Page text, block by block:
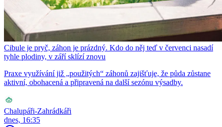
Cibule je pryč, záhon je prázdný. Kdo do něj teď v červenci nasadí
tyhle plodiny, v září sklízí znovu
Praxe využívání již „použitých“ záhonů zajišťuje, že půda zůstane
aktivní, obohacená a připravená na další sezónu výsadby.
Chalupáři-Zahrádkáři
dnes, 16:35